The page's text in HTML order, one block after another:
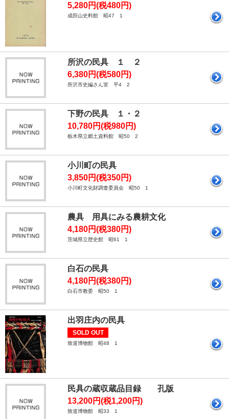
5,280円(税480円)
成田山史料館 昭47 1
所沢の民具 １ ２
6,380円(税580円)
所沢市史編さん室 平4 2
下野の民具 １・２
10,780円(税980円)
栃木県立郷土資料館 昭50 2
小川町の民具
3,850円(税350円)
小川町文化財調査委員会 昭50 1
農具 用具にみる農耕文化
4,180円(税380円)
茨城県立歴史館 昭61 1
白石の民具
4,180円(税380円)
白石市教委 昭50 1
出羽庄内の民具
SOLD OUT
致道博物館 昭48 1
民具の蔵収蔵品目録 孔版
13,200円(税1,200円)
致道博物館 昭33 1